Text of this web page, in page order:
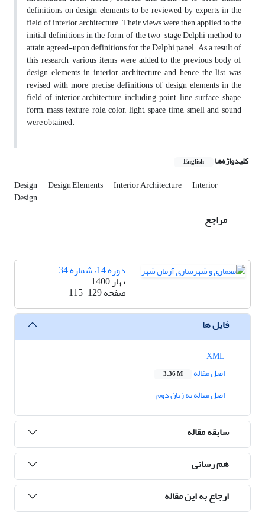
definitions on design elements to be reviewed by experts in the
field of interior architecture. Their views were then applied to the
initial definitions in the form of the two-stage Delphi method to
attain agreed-upon definitions for the Delphi panel. As a result of
this research, various items were added to the previous body of
design elements in interior architecture, and hence the list was
revised with more precise definitions of design elements in the
field of interior architecture, including point, line, surface, shape,
form, mass, texture, role, color, light, space, time, smell and sound
were obtained.
کلیدواژه‌ها English
Design Design Elements Interior Architecture Interior
Design
مراجع
دوره 14، شماره 34
بهار 1400
صفحه115-129
فایل ها
اصل مقاله
3.36 M
اصل مقاله به زبان دوم
سابقه مقاله
هم رسانی
ارجاع به این مقاله